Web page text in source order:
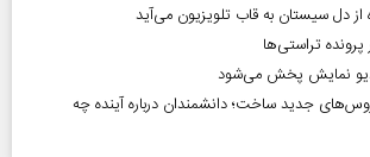
از دل سیستان به قاب تلویزیون می‌آید
نمایش پخش می‌شود
جدید ساخت؛ دانشمندان درباره آینده چه